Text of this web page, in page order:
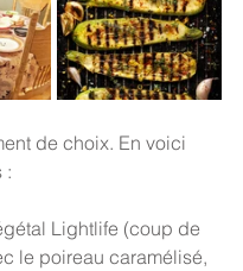
de choix. En voici
:
Lightlife (coup de
le poireau caramélisé,